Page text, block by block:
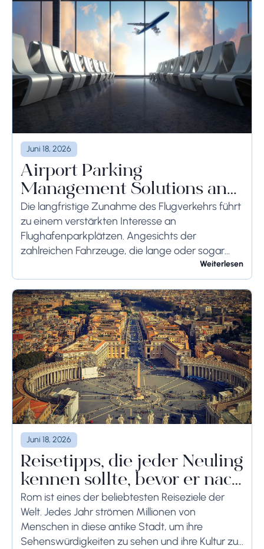
Juni 18, 2026
Airport Parking
Management Solutions and
Systems
Die langfristige Zunahme des Flugverkehrs führt
zu einem verstärkten Interesse an
Flughafenparkplätzen. Angesichts der
zahlreichen Fahrzeuge, die lange oder sogar
wochenlang auf dem Flughafengelände
verbleiben, sollten die bodenseitigen
Begrenzungen angemessen berücksichtigt
werden, um schwerwiegende Folgen zu...
Weiterlesen
Juni 18, 2026
Reisetipps, die jeder Neuling
kennen sollte, bevor er nach
Rom reist
Rom ist eines der beliebtesten Reiseziele der
Welt. Jedes Jahr strömen Millionen von
Menschen in diese antike Stadt, um ihre
Sehenswürdigkeiten zu sehen und ihre Kultur zu